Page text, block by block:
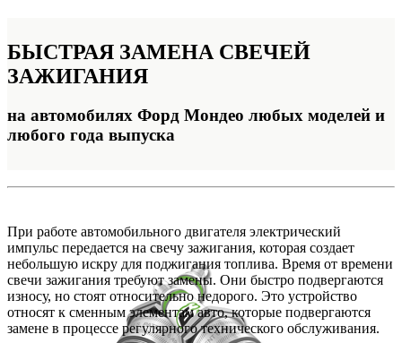
БЫСТРАЯ ЗАМЕНА СВЕЧЕЙ
ЗАЖИГАНИЯ
на автомобилях Форд Мондео любых моделей и
любого года выпуска
При работе автомобильного двигателя электрический
импульс передается на свечу зажигания, которая создает
небольшую искру для поджигания топлива. Время от времени
свечи зажигания требуют замены. Они быстро подвергаются
износу, но стоят относительно недорого. Это устройство
относят к сменным элементам авто, которые подвергаются
замене в процессе регулярного технического обслуживания.